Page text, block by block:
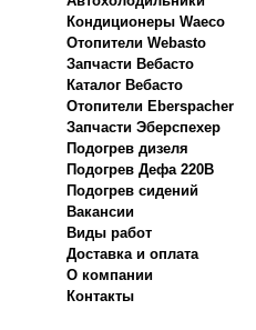
Кондиционеры Waeco
Отопители Webasto
Запчасти Вебасто
Каталог Вебасто
Отопители Eberspacher
Запчасти Эберспехер
Подогрев дизеля
Подогрев Дефа 220В
Подогрев сидений
Вакансии
Виды работ
Доставка и оплата
О компании
Контакты